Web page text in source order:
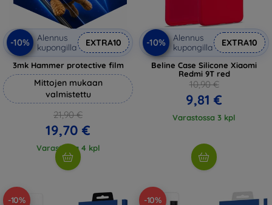
-10%
Alennus
kupongilla
EXTRA10
3mk Hammer protective film
Mittojen mukaan
valmistettu
21,90 €
19,70 €
Varastossa 4 kpl
-10%
Alennus
kupongilla
EXTRA10
Beline Case Silicone Xiaomi
Redmi 9T red
10,90 €
9,81 €
Varastossa 3 kpl
-10% -10%